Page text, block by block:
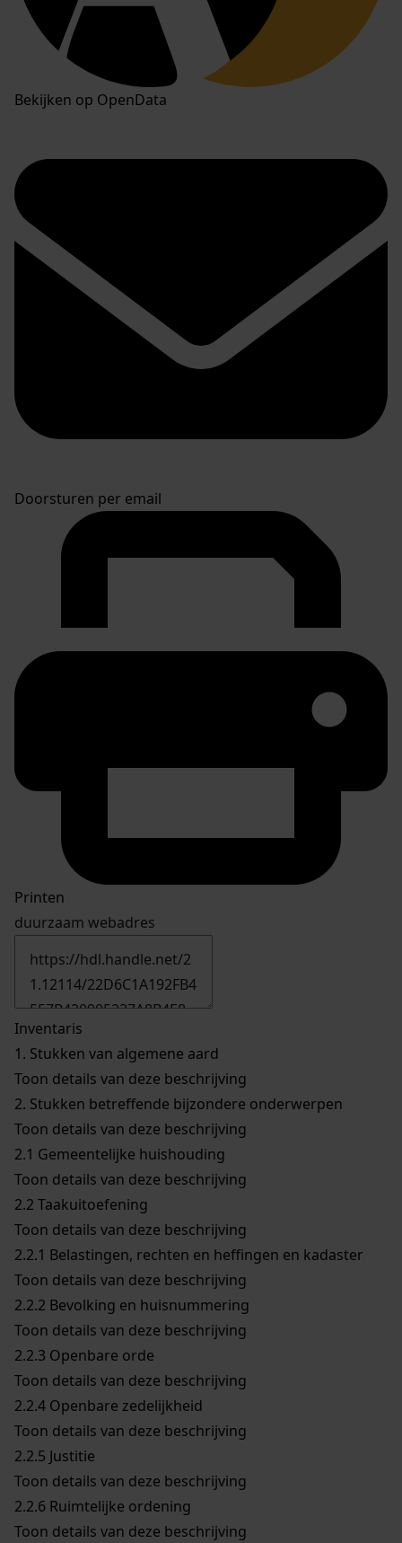
Bekijken op OpenData
Doorsturen per email
Printen
duurzaam webadres
Inventaris
1. Stukken van algemene aard
Toon details van deze beschrijving
2. Stukken betreffende bijzondere onderwerpen
Toon details van deze beschrijving
2.1 Gemeentelijke huishouding
Toon details van deze beschrijving
2.2 Taakuitoefening
Toon details van deze beschrijving
2.2.1 Belastingen, rechten en heffingen en kadaster
Toon details van deze beschrijving
2.2.2 Bevolking en huisnummering
Toon details van deze beschrijving
2.2.3 Openbare orde
Toon details van deze beschrijving
2.2.4 Openbare zedelijkheid
Toon details van deze beschrijving
2.2.5 Justitie
Toon details van deze beschrijving
2.2.6 Ruimtelijke ordening
Toon details van deze beschrijving